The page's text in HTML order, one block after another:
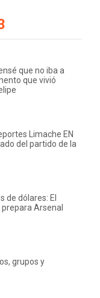
que no iba a
que vivió
Limache EN
del partido de la
de dólares: El
Arsenal
grupos y